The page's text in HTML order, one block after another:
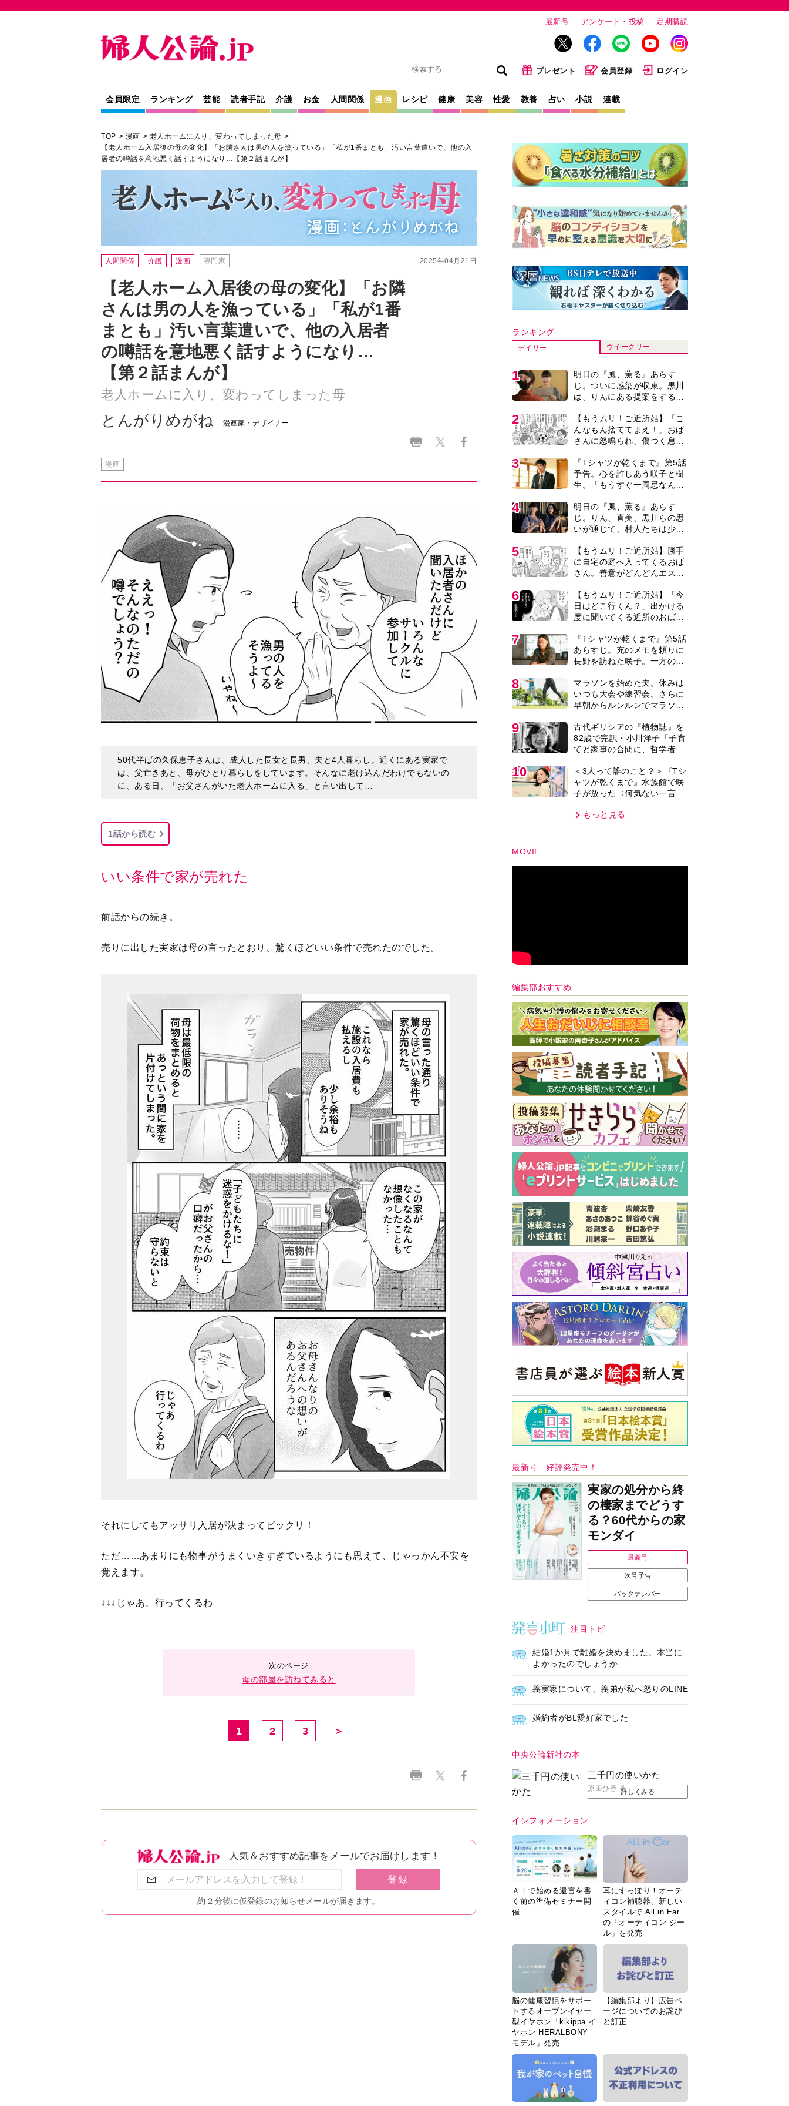
最新号 アンケート・投稿 定期購読
プレゼント 会員登録 ログイン
会員限定 ランキング 芸能 読者手記 介護 お金 人間関係 漫画 レシピ 健康 美容 性愛 教養 占い 小説 連載
TOP 漫画
老人ホームに入り、変わってしまった母
【老人ホーム入居後の母の変化】「お隣さんは男の人を漁っている」「私が1番まとも」汚い言葉遣いで、他の入
居者の噂話を意地悪く話すようになり…【第２話まんが】
2025年04月21日
人間関係 介護 漫画 専門家
【老人ホーム入居後の母の変化】「お隣
さんは男の人を漁っている」「私が1番
まとも」汚い言葉遣いで、他の入居者
の噂話を意地悪く話すようになり…
【第２話まんが】
老人ホームに入り、変わってしまった母
とんがりめがね 漫画家・デザイナー
漫画
50代半ばの久保恵子さんは、成人した長女と長男、夫と4人暮らし。近くにある実家で
は、父亡きあと、母がひとり暮らしをしています。そんなに老け込んだわけでもないの
に、ある日、「お父さんがいた老人ホームに入る」と言い出して…
1話から読む
いい条件で家が売れた
前話からの続き 。
売りに出した実家は母の言ったとおり、驚くほどいい条件で売れたのでした。
それにしてもアッサリ入居が決まってビックリ！
ただ……あまりにも物事がうまくいきすぎているようにも思えて、じゃっかん不安を
覚えます。
↓↓↓じゃあ、行ってくるわ
母の部屋を訪ねてみると
1 2 3 ＞
ランキング
デイリー ウイークリー
1
明日の『風、薫る』あらす
じ。ついに感染が収束。黒川
は、りんにある提案をする＜
2
【もうムリ！ご近所姑】「こ
んなもん捨ててまえ！」おば
さんに怒鳴られ、傷つく息
【第3話】
3
『Tシャツが乾くまで』第5話
予告。心を許しあう咲子と樹
生。「もうすぐ一周忌なんで
レあり＞
4
明日の『風、薫る』あらす
じ。りん、直美、黒川らの思
いが通じて、村人たちは少し
バレあり＞
5
【もうムリ！ご近所姑】勝手
に自宅の庭へ入ってくるおば
さん。善意がどんどんエスカ
6
【もうムリ！ご近所姑】「今
日はどこ行くん？」出かける
度に聞いてくる近所のおばさ
まり…【第1話】
7
『Tシャツが乾くまで』第5話
あらすじ。充のメモを頼りに
長野を訪ねた咲子。一方の樹
タバレあり＞
8
マラソンを始めた夫。休みは
いつも大会や練習会。さらに
早朝からルンルンでマラソン
うになり…
9
古代ギリシアの『植物誌』を
82歳で完訳・小川洋子「子育
てと家事の合間に、哲学者テ
年」
10
＜3人って誰のこと？＞『Tシ
ャツが乾くまで』水族館で咲
子が放った〈何気ない一言〉
線？」「子どもの話だと…」
もっと見る
MOVIE
編集部おすすめ
最新号 好評発売中！
実家の処分から終
の棲家までどうす
る？60代からの家
モンダイ
最新号
次号予告
バックナンバー
注目トピ
結婚1か月で離婚を決めました。本当に
よかったのでしょうか
義実家について、義弟が私へ怒りのLINE
婚約者がBL愛好家でした
中央公論新社の本
三千円の使いかた
原田ひ香 著詳しくみる
インフォメーション
ＡＩで始める遺言を書
く前の準備セミナー開
催
耳にすっぽり！オーテ
ィコン補聴器、新しい
スタイルで All in Ear
の「オーティコン ジー
ル」を発売
脳の健康習慣をサポー
トするオープンイヤー
型イヤホン「kikippa イ
ヤホン HERALBONY
モデル」発売
【編集部より】広告ペ
ージについてのお詫び
と訂正